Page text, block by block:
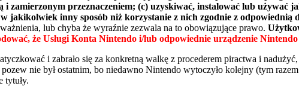
i zamierzonym przeznaczeniem; (c) uzyskiwać, instalować lub
jakikolwiek inny sposób niż korzystanie z nich zgodnie z
lub chyba że wyraźnie zezwala na to obowiązujące prawo.
że Usługi Konta Nintendo i/lub odpowiednie urządzenie Nintendo
i zabrało się za konkretną walkę z procederem piractwa i
nie był ostatnim, bo niedawno Nintendo wytoczyło kolejny (tym
tytuły.